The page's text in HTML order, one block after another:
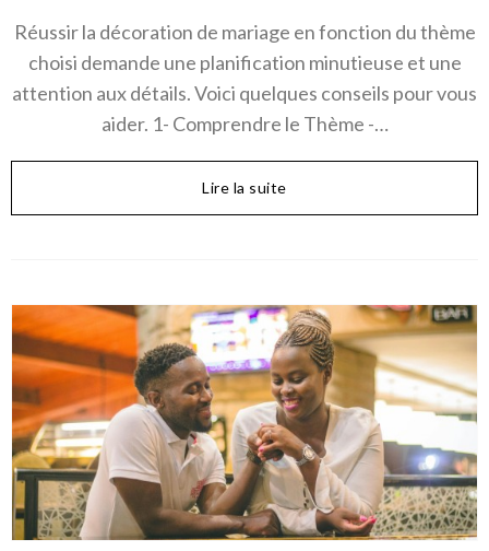
Réussir la décoration de mariage en fonction du thème
choisi demande une planification minutieuse et une
attention aux détails. Voici quelques conseils pour vous
aider. 1- Comprendre le Thème -…
Lire la suite